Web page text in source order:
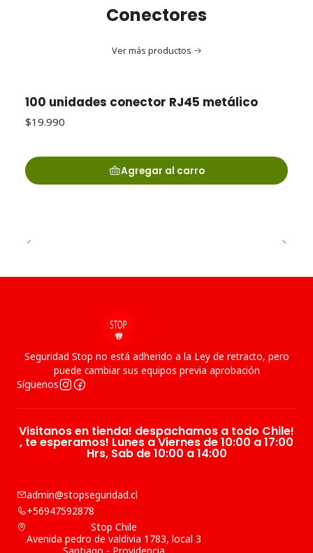
Conectores
Ver más productos
100 unidades conector RJ45 metálico
$19.990
Agregar al carro
Seguridad Stop no está adherido a la Ley de retracto, pero
puede cambiar sus equipos previa aprobación
Síguenos
Visitanos en tienda! despachamos a todo Chile!
, te esperamos! Lunes a Viernes de 10:00 a 17:00
Hrs, Sab de 10:00 a 14:00
admin@stopseguridad.cl
+56947592878
Stop Chile
Avenida pedro de valdivia 1783, local 3